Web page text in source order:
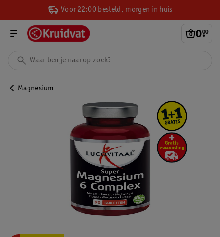
Voor 22:00 besteld, morgen in huis
0.
00
Magnesium